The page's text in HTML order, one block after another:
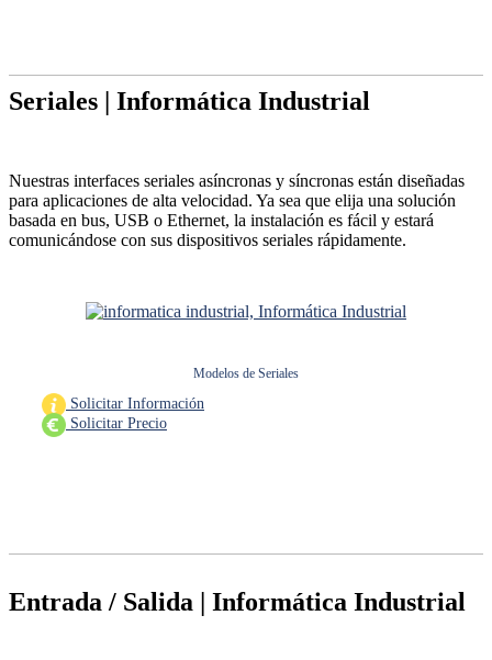
Seriales | Informática Industrial
Nuestras interfaces seriales asíncronas y síncronas están diseñadas
para aplicaciones de alta velocidad. Ya sea que elija una solución
basada en bus, USB o Ethernet, la instalación es fácil y estará
comunicándose con sus dispositivos seriales rápidamente.
Modelos de Seriales
Solicitar Información
Solicitar Precio
Entrada / Salida | Informática Industrial